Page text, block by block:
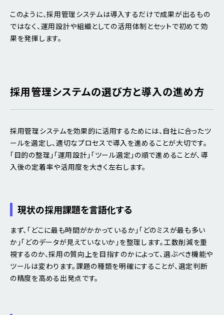
このように、採用管理システムは導入するだけで成果が出るもの
ではなく、運用設計や組織としての活用体制とセットで初めて効
果を発揮します。
採用管理システムの選び方と導入の進め方
採用管理システムを効果的に活用するためには、自社に合ったツ
ールを選定し、適切なプロセスで導入を進めることが大切です。
「目的の整理」「運用設計」「ツール選定」の順で進めることが、導
入後の定着率や活用度を大きく左右します。
現状の採用課題を言語化する
まず、「どこに最も時間がかかっているか」「どのミスが最も多い
か」「どのデータが見えていないか」を整理します。工数削減を重
視するのか、採用の質向上を目指すのかによって、選ぶべき機能や
ツールは変わります。課題の種類を明確にすることが、選定判断
の精度を高める出発点です。